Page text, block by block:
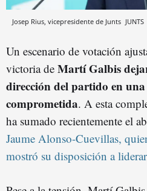
Josep Rius, vicepresidente de Junts JUNTS
Un escenario de votación
victoria de Martí Galbis
dirección del partido en
comprometida. A esta
ha sumado recientemente el
Jaume Alonso-Cuevillas,
mostró su disposición a